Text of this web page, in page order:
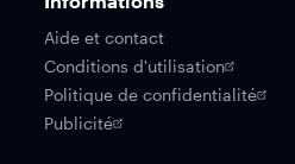
Aide et contact
Conditions d'utilisation
Politique de confidentialité
Publicité